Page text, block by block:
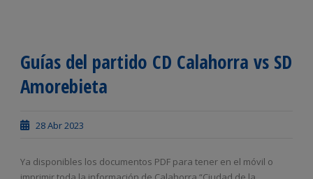
Guías del partido CD Calahorra vs SD
Amorebieta
28 Abr 2023
Ya disponibles los documentos PDF para tener en el móvil o